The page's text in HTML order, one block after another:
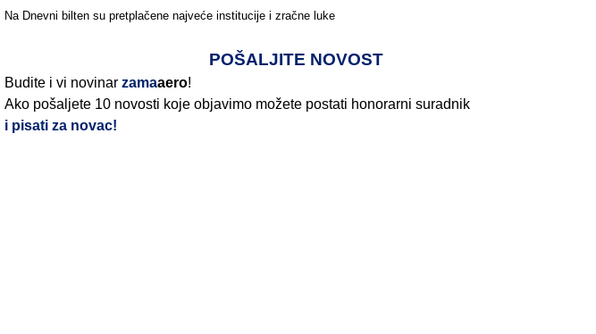
Na Dnevni bilten su pretplačene najveće institucije i zračne luke
POŠALJITE NOVOST
Budite i vi novinar zamaaero!
Ako pošaljete 10 novosti koje objavimo možete postati honorarni suradnik
i pisati za novac!